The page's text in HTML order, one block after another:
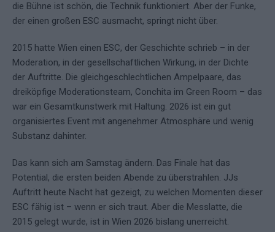
die Bühne ist schön, die Technik funktioniert. Aber der Funke,
der einen großen ESC ausmacht, springt nicht über.
2015 hatte Wien einen ESC, der Geschichte schrieb – in der
Moderation, in der gesellschaftlichen Wirkung, in der Dichte
der Auftritte. Die gleichgeschlechtlichen Ampelpaare, das
dreiköpfige Moderationsteam, Conchita im Green Room – das
war ein Gesamtkunstwerk mit Haltung. 2026 ist ein gut
organisiertes Event mit angenehmer Atmosphäre und wenig
Substanz dahinter.
Das kann sich am Samstag ändern. Das Finale hat das
Potential, die ersten beiden Abende zu überstrahlen. JJs
Auftritt heute Nacht hat gezeigt, zu welchen Momenten dieser
ESC fähig ist – wenn er sich traut. Aber die Messlatte, die
2015 gelegt wurde, ist in Wien 2026 bislang unerreicht.